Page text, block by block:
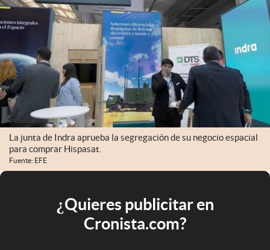
La junta de Indra aprueba la segregación de su negocio espacial
para comprar Hispasat.
Fuente: EFE
¿Quieres publicitar en
Cronista.com?